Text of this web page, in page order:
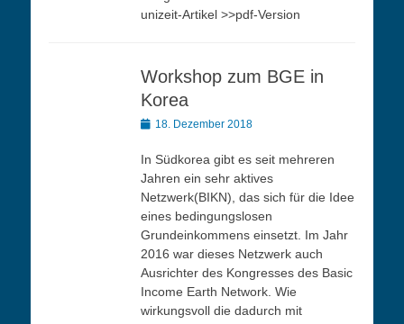
unizeit-Artikel >>pdf-Version
Workshop zum BGE in
Korea
Veröffentlicht
18. Dezember 2018
In Südkorea gibt es seit mehreren
Jahren ein sehr aktives
Netzwerk(BIKN), das sich für die Idee
eines bedingungslosen
Grundeinkommens einsetzt. Im Jahr
2016 war dieses Netzwerk auch
Ausrichter des Kongresses des Basic
Income Earth Network. Wie
wirkungsvoll die dadurch mit